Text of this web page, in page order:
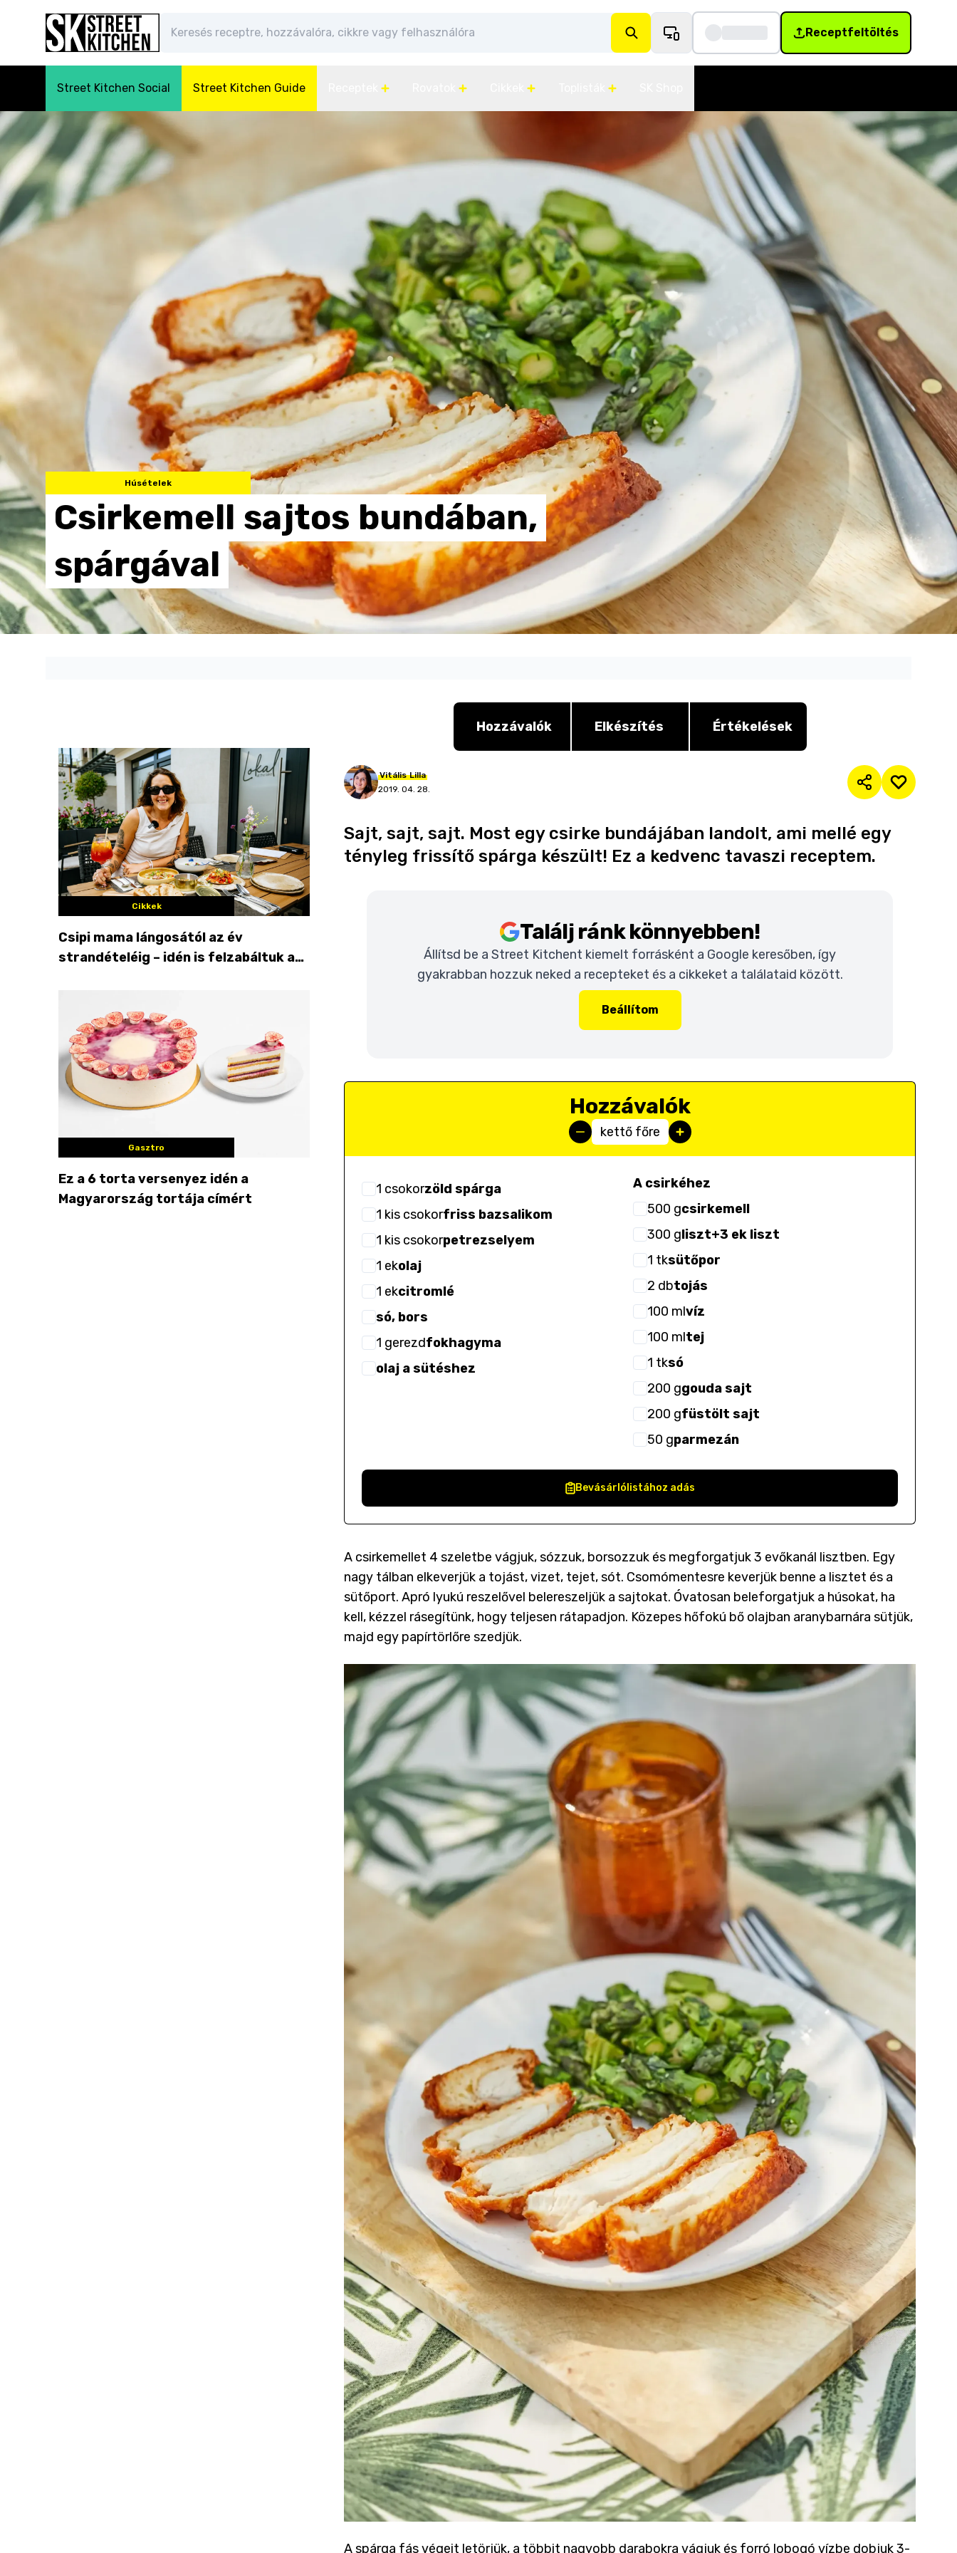
Receptfeltöltés
Street Kitchen Social Street Kitchen Guide
Húsételek
Csirkemell sajtos bundában,
spárgával
Cikkek
Csipi mama lángosától az év
strandételéig – idén is felzabáltuk a
Gasztro
Ez a 6 torta versenyez idén a
Magyarország tortája címért
Hozzávalók Elkészítés Értékelések
Vitális Lilla
2019. 04. 28.
Sajt, sajt, sajt. Most egy csirke bundájában landolt, ami mellé egy
tényleg frissítő spárga készült! Ez a kedvenc tavaszi receptem.
Találj ránk könnyebben!
Állítsd be a Street Kitchent kiemelt forrásként a Google keresőben, így
gyakrabban hozzuk neked a recepteket és a cikkeket a találataid között.
Beállítom
Hozzávalók
kettő főre
1 csokorzöld spárga
1 kis csokorfriss bazsalikom
1 kis csokorpetrezselyem
1 ekolaj
1 ekcitromlé
só, bors
1 gerezdfokhagyma
olaj a sütéshez
A csirkéhez
500 gcsirkemell
300 gliszt+3 ek liszt
1 tksütőpor
2 dbtojás
100 mlvíz
100 mltej
1 tksó
200 ggouda sajt
200 gfüstölt sajt
50 gparmezán
Bevásárlólistához adás
A csirkemellet 4 szeletbe vágjuk, sózzuk, borsozzuk és megforgatjuk 3 evőkanál lisztben. Egy
nagy tálban elkeverjük a tojást, vizet, tejet, sót. Csomómentesre keverjük benne a lisztet és a
sütőport. Apró lyukú reszelővel belereszeljük a sajtokat. Óvatosan beleforgatjuk a húsokat, ha
kell, kézzel rásegítünk, hogy teljesen rátapadjon. Közepes hőfokú bő olajban aranybarnára sütjük,
majd egy papírtörlőre szedjük.
A spárga fás végeit letörjük, a többit nagyobb darabokra vágjuk és forró lobogó vízbe dobjuk 3-